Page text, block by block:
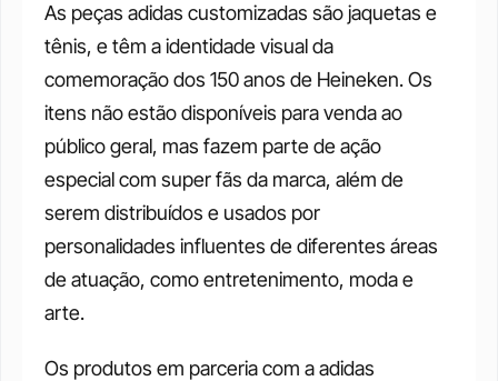
As peças adidas customizadas são jaquetas e
tênis, e têm a identidade visual da
comemoração dos 150 anos de Heineken. Os
itens não estão disponíveis para venda ao
público geral, mas fazem parte de ação
especial com super fãs da marca, além de
serem distribuídos e usados por
personalidades influentes de diferentes áreas
de atuação, como entretenimento, moda e
arte.
Os produtos em parceria com a adidas